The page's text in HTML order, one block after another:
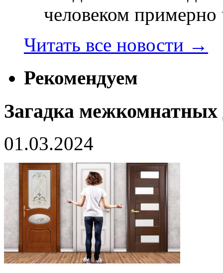
человеком примерно
Читать все новости →
Рекомендуем
Загадка межкомнатных
01.03.2024